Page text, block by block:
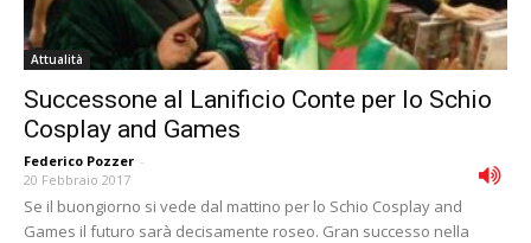
Attualità
Successone al Lanificio Conte per lo Schio
Cosplay and Games
Federico Pozzer -
20 Febbraio 2017
Se il buongiorno si vede dal mattino per lo Schio Cosplay and
Games il futuro sarà decisamente roseo. Gran successo nella